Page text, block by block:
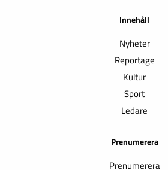
Innehåll
Nyheter
Reportage
Kultur
Sport
Ledare
Prenumerera
Prenumerera